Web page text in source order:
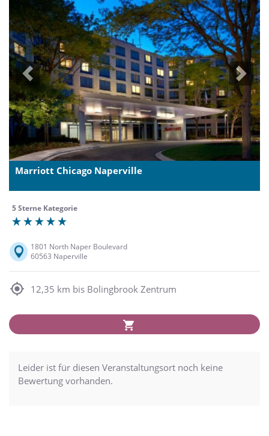
Previous Next
Marriott Chicago Naperville
5 Sterne Kategorie
1801 North Naper Boulevard
60563 Naperville
12,35 km bis Bolingbrook Zentrum
Leider ist für diesen Veranstaltungsort noch keine
Bewertung vorhanden.